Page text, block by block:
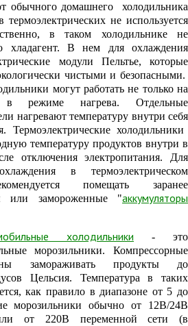
обычного домашнего холодильника
не используется
в таком холодильнике не
хладагент. В нем для охлаждения
модули Пельтье, которые
чистыми и безопасными.
могут работать не только на
режиме нагрева. Отдельные
нагревают температуру внутри себя
Термоэлектрические холодильники
температуру продуктов внутри в
отключения электропитания. Для
в термоэлектрическом
помещать заранее
или замороженные "аккумуляторы
холодильники - это
морозильники. Компрессорные
замораживать продукты до
Цельсия. Температура в таких
, как правило в диапазоне от 5 до
морозильники обычно от 12В/24В
от 220В переменной сети (в